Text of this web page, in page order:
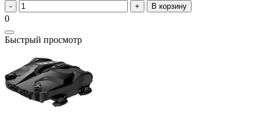
В корзину
0
Быстрый просмотр